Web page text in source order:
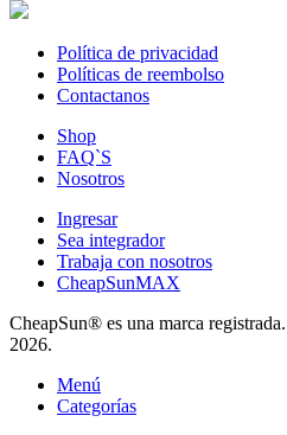
Política de privacidad
Políticas de reembolso
Contactanos
Shop
FAQ`S
Nosotros
Ingresar
Sea integrador
Trabaja con nosotros
CheapSunMAX
CheapSun® es una marca
2026.
Menú
Categorías